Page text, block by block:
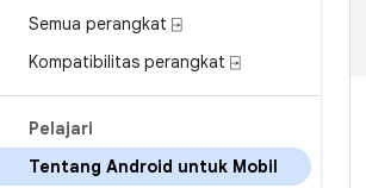
Semua perangkat ⍈
Kompatibilitas perangkat ⍈
Pelajari
Tentang Android untuk Mobil